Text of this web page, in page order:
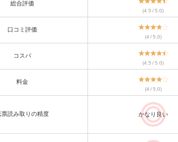
総合評価
(4.5 / 5.0)
口コミ評価
(4 / 5.0)
コスパ
(4.5 / 5.0)
料金
(4 / 5.0)
票読み取りの精度 かなり良い